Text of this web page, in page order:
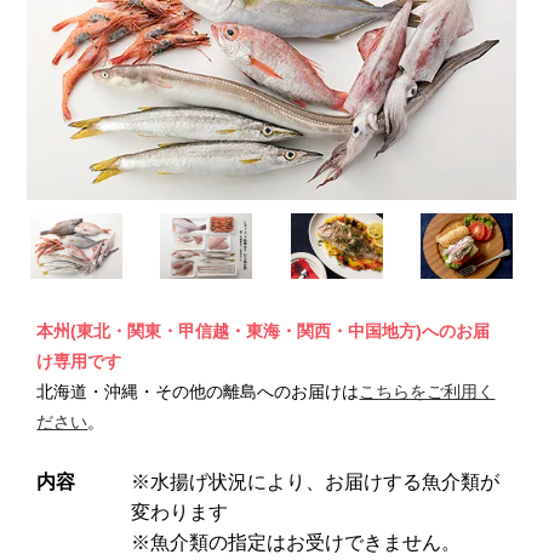
本州(東北・関東・甲信越・東海・関西・中国地方)へのお届
け専用です
北海道・沖縄・その他の離島へのお届けはこちらをご利用く
ださい。
内容
※水揚げ状況により、お届けする魚介類が
変わります
※魚介類の指定はお受けできません。